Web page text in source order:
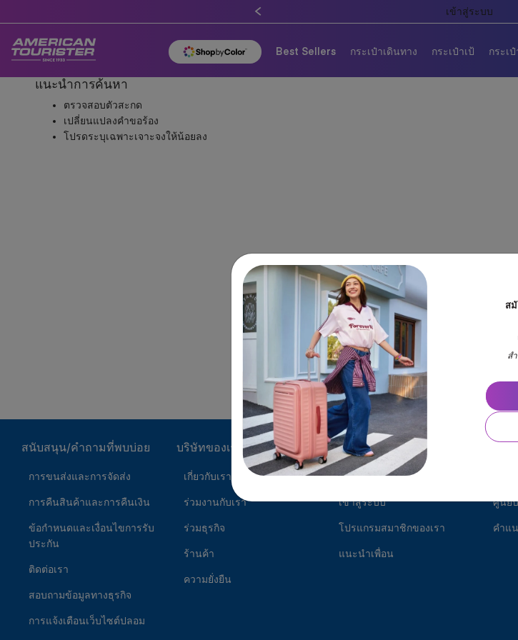
ส
ส
เข้าสู่ระบบ
Best Sellers กระเป๋าเดินทาง กระเป๋าเป้ กระเป๋
แนะนำการค้นหา
ตรวจสอบตัวสะกด
เปลี่ยนแปลงคำขอร้อง
โปรดระบุเฉพาะเจาะจงให้น้อยลง
สนับสนุน/คำถามที่พบบ่อย
การขนส่งและการจัดส่ง
การคืนสินค้าและการคืนเงิน
ข้อกำหนดและเงื่อนไขการรับ
ประกัน
ติดต่อเรา
สอบถามข้อมูลทางธุรกิจ
การแจ้งเตือนเว็บไซต์ปลอม
บริษัทของเรา
เกี่ยวกับเรา
ร่วมงานกับเรา
ร่วมธุรกิจ
ร้านค้า
ความยั่งยืน
บัญชี
ติดตามการสั่งซื้อ
เข้าสู่ระบบ
โปรแกรมสมาชิกของเรา
แนะนำเพื่อน
ศูนย์
คำแ